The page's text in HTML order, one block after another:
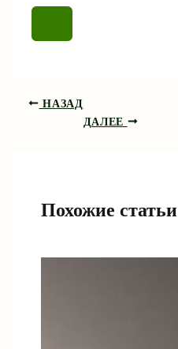
НАЗАД
ДАЛЕЕ
Похожие статьи